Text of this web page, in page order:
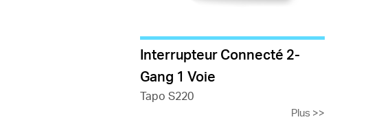
Interrupteur Connecté 2-
Gang 1 Voie
Tapo S220
Plus >>